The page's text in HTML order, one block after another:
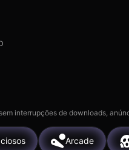
interrupções de downloads,
Arcade